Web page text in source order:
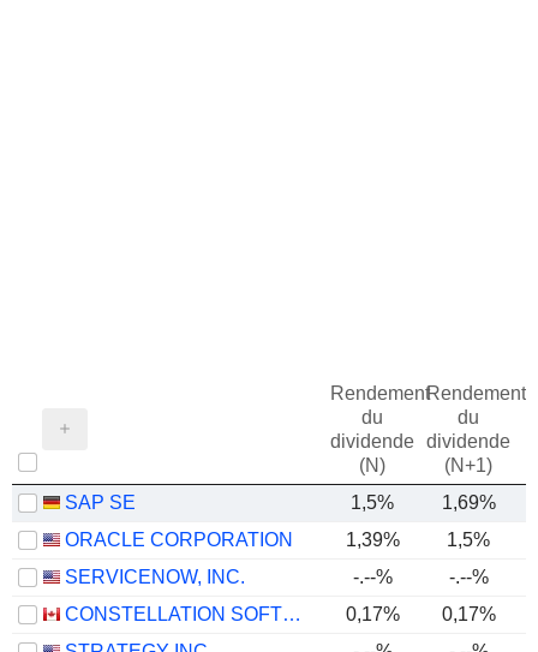
Rendement
du
dividende
(N)
Rendement
du
dividende
(N+1)
SAP SE 1,5% 1,69%
ORACLE CORPORATION
1,39% 1,5%
SERVICENOW, INC.
-.--% -.--%
CONSTELLATION SOFTWARE INC.
0,17% 0,17%